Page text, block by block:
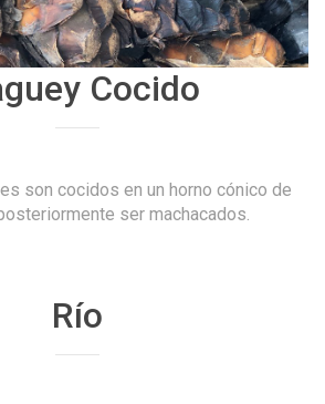
Cocido
son cocidos en un horno cónico de
ser machacados.
Río